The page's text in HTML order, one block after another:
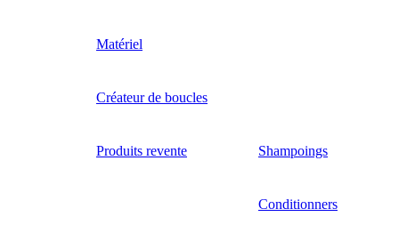
Matériel
Créateur de boucles
Produits revente Shampoings
Conditionners